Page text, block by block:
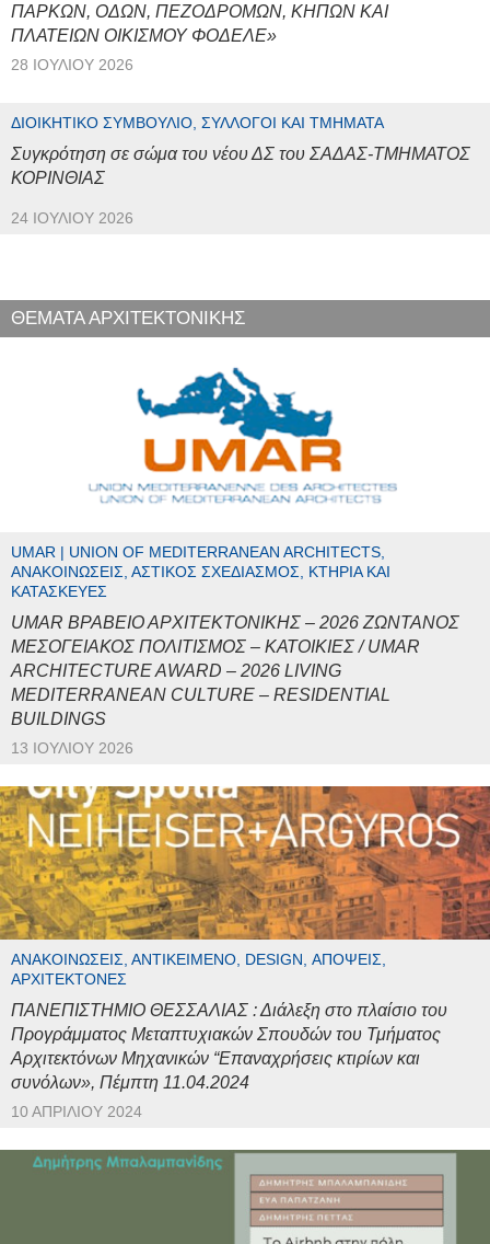
ΠΑΡΚΩΝ, ΟΔΩΝ, ΠΕΖΟΔΡΟΜΩΝ, ΚΗΠΩΝ ΚΑΙ
ΠΛΑΤΕΙΩΝ ΟΙΚΙΣΜΟΥ ΦΟΔΕΛΕ»
28 ΙΟΥΛΊΟΥ 2026
ΔΙΟΙΚΗΤΙΚΌ ΣΥΜΒΟΎΛΙΟ, ΣΎΛΛΟΓΟΙ ΚΑΙ ΤΜΉΜΑΤΑ
Συγκρότηση σε σώμα του νέου ΔΣ του ΣΑΔΑΣ-ΤΜΗΜΑΤΟΣ
ΚΟΡΙΝΘΙΑΣ
24 ΙΟΥΛΊΟΥ 2026
ΘΕΜΑΤΑ ΑΡΧΙΤΕΚΤΟΝΙΚΗΣ
UMAR | UNION OF MEDITERRANEAN ARCHITECTS,
ΑΝΑΚΟΙΝΏΣΕΙΣ, ΑΣΤΙΚΌΣ ΣΧΕΔΙΑΣΜΌΣ, ΚΤΉΡΙΑ ΚΑΙ
ΚΑΤΑΣΚΕΥΈΣ
UMAR ΒΡΑΒΕΙΟ ΑΡΧΙΤΕΚΤΟΝΙΚΗΣ – 2026 ΖΩΝΤΑΝΟΣ
ΜΕΣΟΓΕΙΑΚΟΣ ΠΟΛΙΤΙΣΜΟΣ – ΚΑΤΟΙΚΙΕΣ / UMAR
ARCHITECTURE AWARD – 2026 LIVING
MEDITERRANEAN CULTURE – RESIDENTIAL
BUILDINGS
13 ΙΟΥΛΊΟΥ 2026
ΑΝΑΚΟΙΝΏΣΕΙΣ, ΑΝΤΙΚΕΊΜΕΝΟ, DESIGN, ΑΠΌΨΕΙΣ,
ΑΡΧΙΤΈΚΤΟΝΕΣ
ΠΑΝΕΠΙΣΤΗΜΙΟ ΘΕΣΣΑΛΙΑΣ : Διάλεξη στο πλαίσιο του
Προγράμματος Μεταπτυχιακών Σπουδών του Τμήματος
Αρχιτεκτόνων Μηχανικών “Επαναχρήσεις κτιρίων και
συνόλων», Πέμπτη 11.04.2024
10 ΑΠΡΙΛΊΟΥ 2024